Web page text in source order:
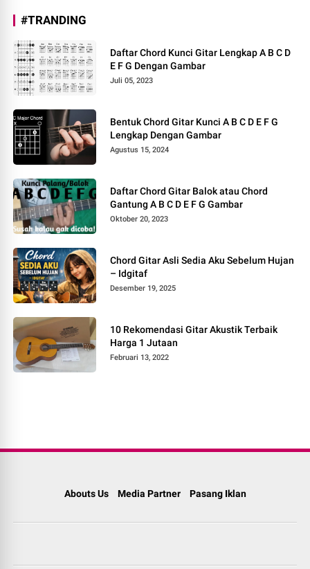
#TRANDING
Daftar Chord Kunci Gitar Lengkap A B C D
E F G Dengan Gambar
Juli 05, 2023
Bentuk Chord Gitar Kunci A B C D E F G
Lengkap Dengan Gambar
Agustus 15, 2024
Daftar Chord Gitar Balok atau Chord
Gantung A B C D E F G Gambar
Oktober 20, 2023
Chord Gitar Asli Sedia Aku Sebelum Hujan
– Idgitaf
Desember 19, 2025
10 Rekomendasi Gitar Akustik Terbaik
Harga 1 Jutaan
Februari 13, 2022
Abouts Us Media Partner Pasang Iklan